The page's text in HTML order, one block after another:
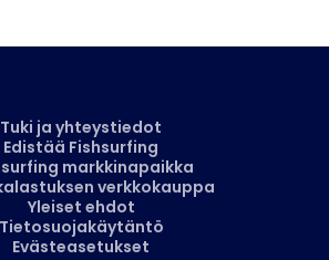
Tuki ja yhteystiedot
Edistää Fishsurfing
markkinapaikka
verkkokauppa
Yleiset ehdot
Tietosuojakäytäntö
Evästeasetukset